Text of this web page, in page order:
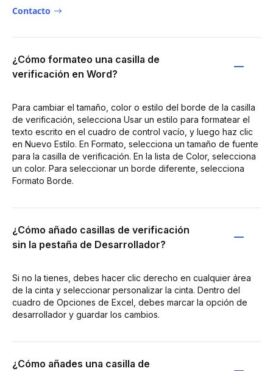
Contacto
¿Cómo formateo una casilla de
verificación en Word?
Para cambiar el tamaño, color o estilo del borde de la casilla
de verificación, selecciona Usar un estilo para formatear el
texto escrito en el cuadro de control vacío, y luego haz clic
en Nuevo Estilo. En Formato, selecciona un tamaño de fuente
para la casilla de verificación. En la lista de Color, selecciona
un color. Para seleccionar un borde diferente, selecciona
Formato Borde.
¿Cómo añado casillas de verificación
sin la pestaña de Desarrollador?
Si no la tienes, debes hacer clic derecho en cualquier área
de la cinta y seleccionar personalizar la cinta. Dentro del
cuadro de Opciones de Excel, debes marcar la opción de
desarrollador y guardar los cambios.
¿Cómo añades una casilla de